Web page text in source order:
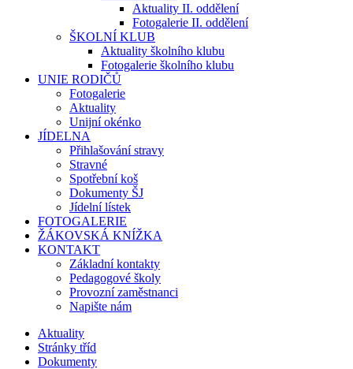
Aktuality II. oddělení
Fotogalerie II. oddělení
ŠKOLNÍ KLUB
Aktuality školního klubu
Fotogalerie školního klubu
UNIE RODIČŮ
Fotogalerie
Aktuality
Unijní okénko
JÍDELNA
Přihlašování stravy
Stravné
Spotřební koš
Dokumenty ŠJ
Jídelní lístek
FOTOGALERIE
ŽÁKOVSKÁ KNÍŽKA
KONTAKT
Základní kontakty
Pedagogové školy
Provozní zaměstnanci
Napište nám
Aktuality
Stránky tříd
Dokumenty